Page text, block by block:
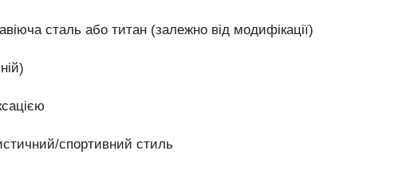
сталь або титан (залежно від модифікації)
спортивний стиль